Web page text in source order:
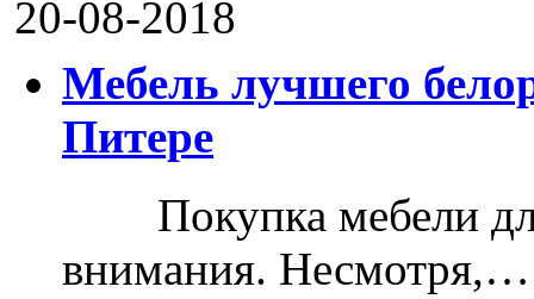
20-08-2018
Мебель лучшего
Питере
Покупка мебели для
внимания. Несмотря,…